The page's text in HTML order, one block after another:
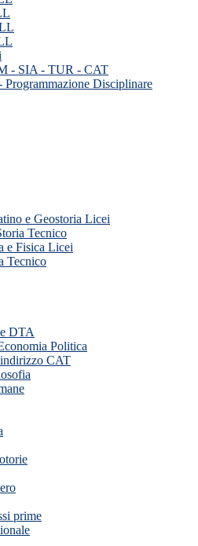
- SIA - TUR - CAT
Programmazione Disciplinare
e Geostoria Licei
Tecnico
e Fisica Licei
Tecnico
DTA
Politica
CAT
prime